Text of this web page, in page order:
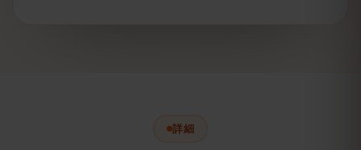
詳細